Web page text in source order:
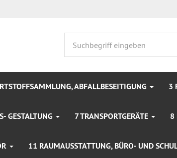
ABFALLBESEITIGUNG 3
GESTALTUNG 7 TRANSPORTGERÄTE 8
11 RAUMAUSSTATTUNG, BÜRO- UND